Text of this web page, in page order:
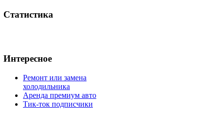
Статистика
Интересное
Ремонт или замена
холодильника
Аренда премиум авто
Тик-ток подписчики